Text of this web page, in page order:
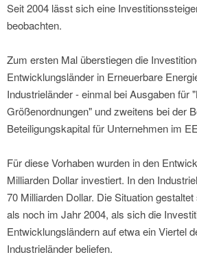
Seit 2004 lässt sich eine
beobachten.
Zum ersten Mal überstiegen die
Entwicklungsländer in Erneuerbare
Industrieländer - einmal bei Ausgaben für
Größenordnungen" und zweitens bei der
Beteiligungskapital für Unternehmen im
Für diese Vorhaben wurden in den
Milliarden Dollar investiert. In den
70 Milliarden Dollar. Die Situation
als noch im Jahr 2004, als sich die
Entwicklungsländern auf etwa ein Viertel
Industrieländer beliefen.